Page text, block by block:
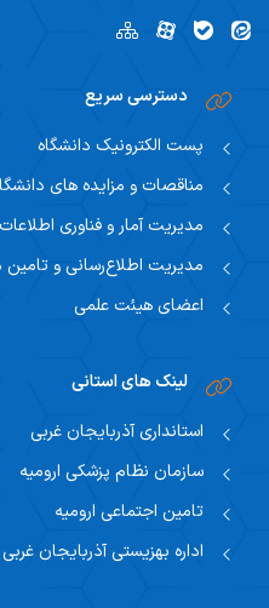
دسترسی سریع
پست الکترونیک دانشگاه
مناقصات و مزایده های
مدیریت آمار و فناوری اطلاعات
مدیریت اطلاع‌رسانی و تامین
اعضای هیئت علمی
لینک های استانی
استانداری آذربایجان غربی
سازمان نظام پزشکی ارومیه
تامین اجتماعی ارومیه
اداره بهزیستی آذربایجان غربی